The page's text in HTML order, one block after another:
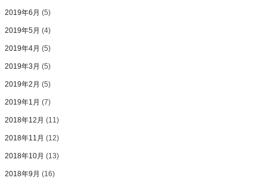
2019年6月 (5)
2019年5月 (4)
2019年4月 (5)
2019年3月 (5)
2019年2月 (5)
2019年1月 (7)
2018年12月 (11)
2018年11月 (12)
2018年10月 (13)
2018年9月 (16)